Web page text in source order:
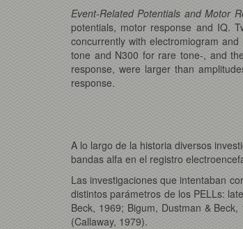
Event-Related Potentials and Motor
potentials, motor response and IQ.
concurrently with electromiogram
tone and N300 for rare tone-, and
response, were larger than
response.
A lo largo de la historia diversos
bandas alfa en el registro
Las investigaciones que intentaban
distintos parámetros de los PELLs:
Beck, 1969; Bigum, Dustman &
(Callaway, 1979).